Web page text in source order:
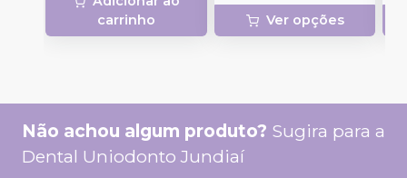
carrinho
Ver opções
Não achou algum produto? Sugira para a
Dental Uniodonto Jundiaí